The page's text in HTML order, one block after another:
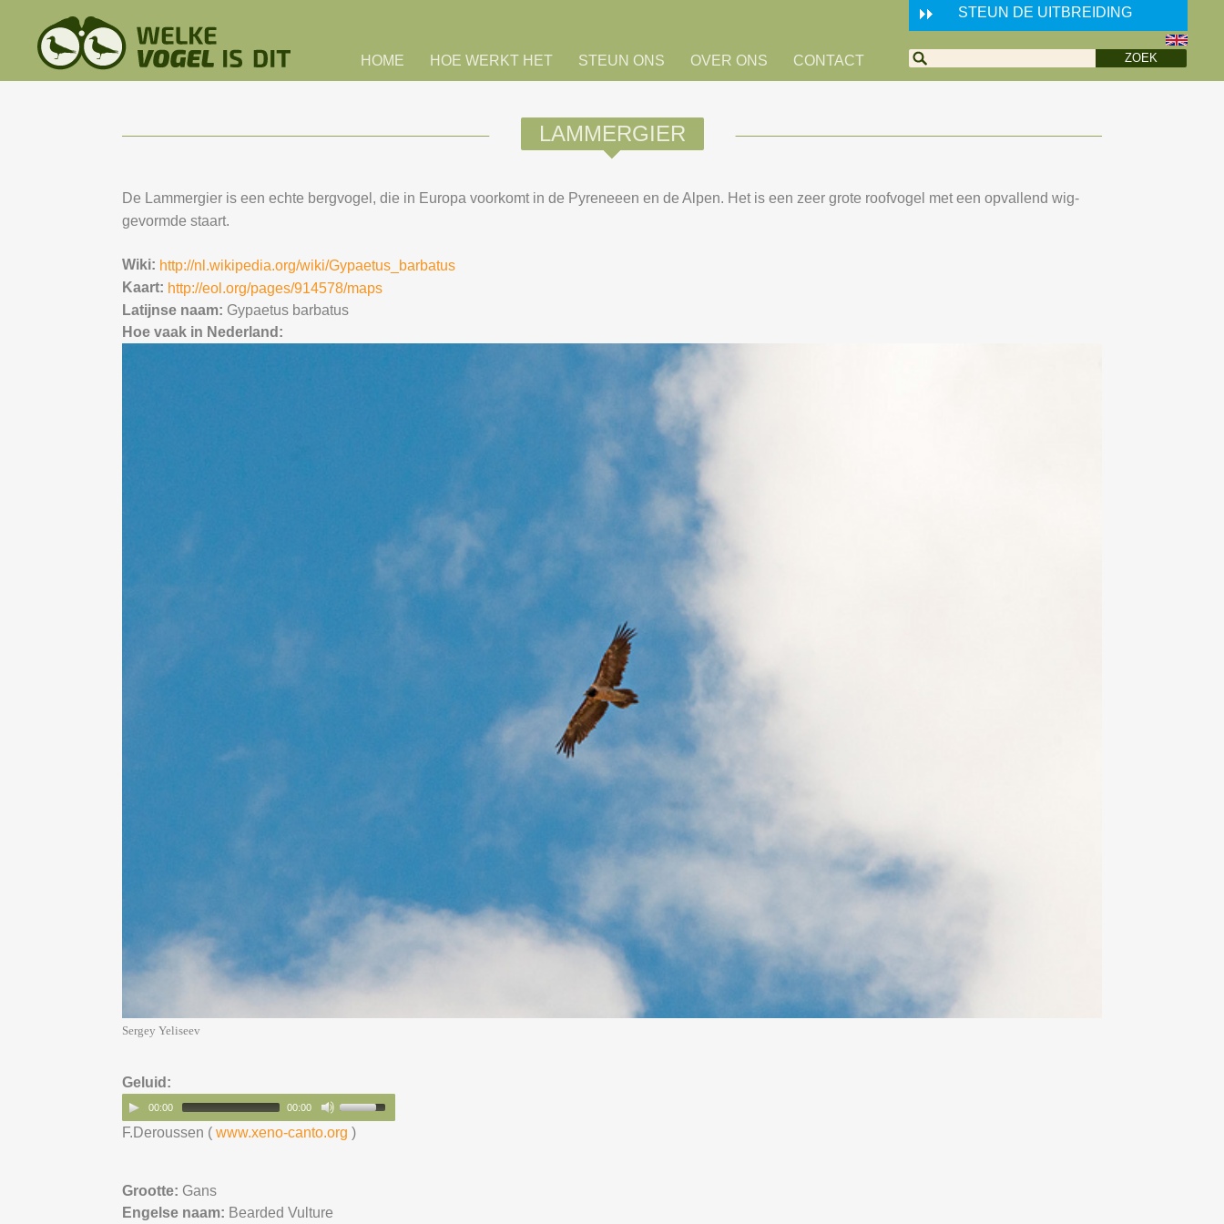
STEUN DE UITBREIDING
HOME HOE WERKT HET STEUN ONS OVER ONS CONTACT
LAMMERGIER
De Lammergier is een echte bergvogel, die in Europa voorkomt in de Pyreneeen en de Alpen. Het is een zeer grote roofvogel met een opvallend wig-
gevormde staart.
Wiki: http://nl.wikipedia.org/wiki/Gypaetus_barbatus
Kaart: http://eol.org/pages/914578/maps
Latijnse naam: Gypaetus barbatus
Hoe vaak in Nederland:
Sergey Yeliseev
Geluid:
00:00 00:00
F.Deroussen (www.xeno-canto.org )
Grootte: Gans
Engelse naam: Bearded Vulture